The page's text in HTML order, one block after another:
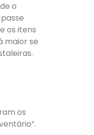
o
os itens
maior se
os